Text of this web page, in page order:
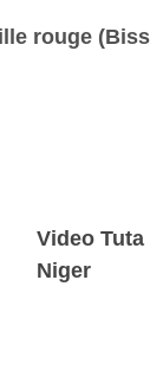
Video
Niger